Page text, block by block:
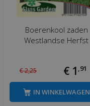
Boerenkool zaden
Westlandse Herfst
€2,25 € 1 ,91
IN WINKELWAGEN